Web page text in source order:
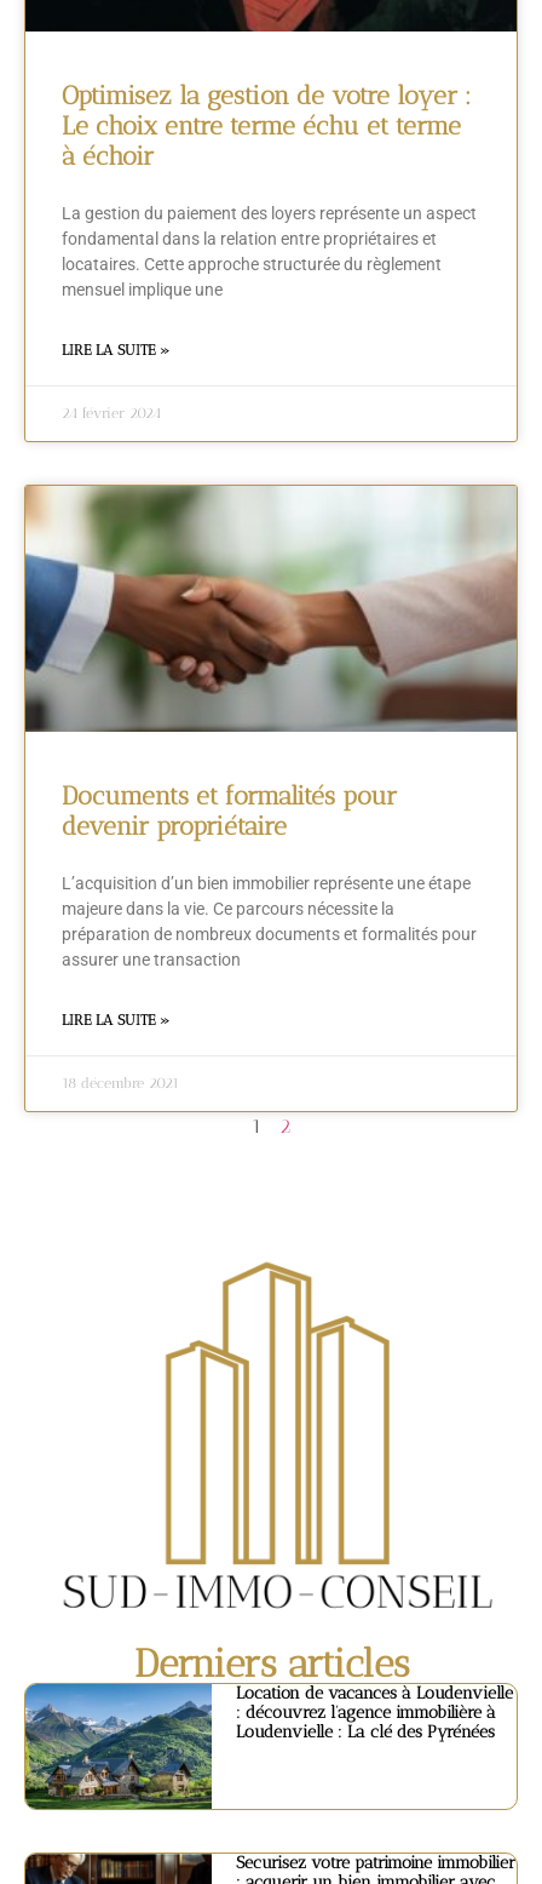
Optimisez la gestion de votre loyer :
Le choix entre terme échu et terme
à échoir
La gestion du paiement des loyers représente un aspect
fondamental dans la relation entre propriétaires et
locataires. Cette approche structurée du règlement
mensuel implique une
LIRE LA SUITE »
24 février 2024
Documents et formalités pour
devenir propriétaire
L’acquisition d’un bien immobilier représente une étape
majeure dans la vie. Ce parcours nécessite la
préparation de nombreux documents et formalités pour
assurer une transaction
LIRE LA SUITE »
18 décembre 2021
1 2
Derniers articles
Location de vacances à Loudenvielle
: découvrez l’agence immobilière à
Loudenvielle : La clé des Pyrénées
Securisez votre patrimoine immobilier